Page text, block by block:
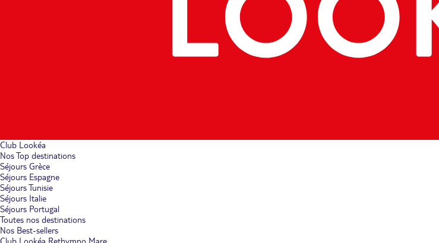
Club Lookéa
Nos Top destinations
Séjours Grèce
Séjours Espagne
Séjours Tunisie
Séjours Italie
Séjours Portugal
Toutes nos destinations
Nos Best-sellers